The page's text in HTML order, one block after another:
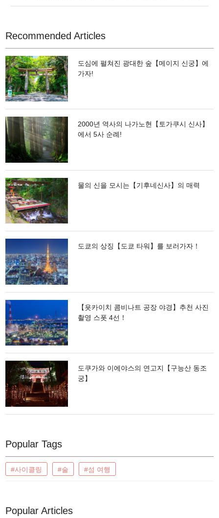
리는 것은 360도로 볼 수 있는 정상의 절경. “바위와 눈의 전당"이라고 칭해지
며 많은 등산객을 매혹하고 있습니다. 기슭에는 캠프장이나 숙박 시설이 마련
되어 있으며, 마음껏 산악의 자연과 접할 수 있습니다. 매년 2월 11일에는 "유
키(눈) 페스티벌"이 개최되어 현지 명물인 쿠마나베(곰 전골)를 비롯한 현지
의 미식을 만끽할 수 있습니다.
Recommended Articles
도심에 펼쳐진 광대한 숲【메이지 신궁】에
가자!
2000년 역사의 나가노현【토가쿠시 신사】
에서 5사 순례!
물의 신을 모시는【기후네신사】의 매력
도쿄의 상징【도쿄 타워】를 보러가자！
【욧카이치 콤비나트 공장 야경】추천 사진
촬영 스폿 4선！
도쿠가와 이에야스의 연고지【구능산 동조
궁】
Popular Tags
#사이클링 #술 #섬 여행
Popular Articles